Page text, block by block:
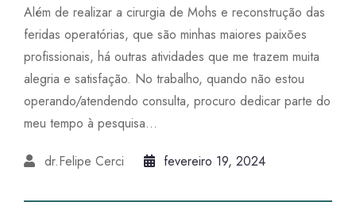
Além de realizar a cirurgia de Mohs e reconstrução das
feridas operatórias, que são minhas maiores paixões
profissionais, há outras atividades que me trazem muita
alegria e satisfação. No trabalho, quando não estou
operando/atendendo consulta, procuro dedicar parte do
meu tempo à pesquisa...
dr.Felipe Cerci fevereiro 19, 2024